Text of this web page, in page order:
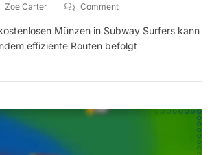
Zoe Carter CommentOn
Münzen:
Effiziente
Spieltechniken
Münzen in Subway Surfers kann
effiziente Routen befolgt